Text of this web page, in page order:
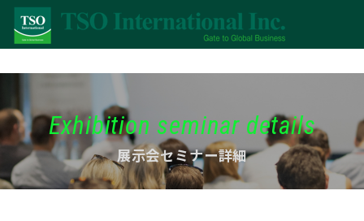
Exhibition seminar details
展示会セミナー詳細